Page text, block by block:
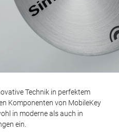
Technik in perfektem
Komponenten von MobileKey
in moderne als auch in
ein.